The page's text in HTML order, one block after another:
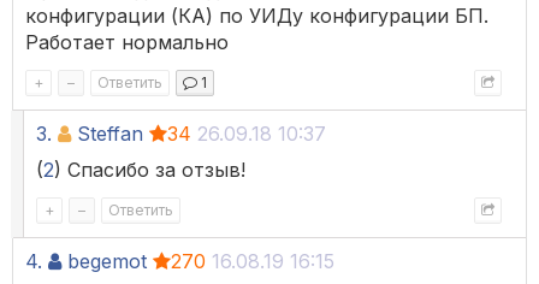
конфигурации (КА) по УИДу конфигурации БП.
Работает нормально
+ – Ответить 1
3. Steffan 34 26.09.18 10:37
(2) Спасибо за отзыв!
+ – Ответить
4. begemot 270 16.08.19 16:15